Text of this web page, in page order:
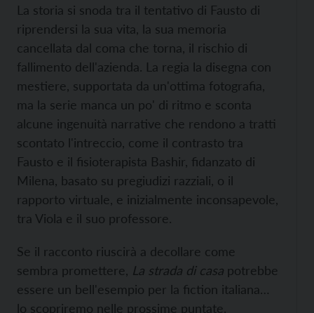
La storia si snoda tra il tentativo di Fausto di
riprendersi la sua vita, la sua memoria
cancellata dal coma che torna, il rischio di
fallimento dell'azienda. La regia la disegna con
mestiere, supportata da un'ottima fotografia,
ma la serie manca un po' di ritmo e sconta
alcune ingenuità narrative che rendono a tratti
scontato l'intreccio, come il contrasto tra
Fausto e il fisioterapista Bashir, fidanzato di
Milena, basato su pregiudizi razziali, o il
rapporto virtuale, e inizialmente inconsapevole,
tra Viola e il suo professore.
Se il racconto riuscirà a decollare come
sembra promettere, La strada di casa potrebbe
essere un bell'esempio per la fiction italiana…
lo scopriremo nelle prossime puntate.